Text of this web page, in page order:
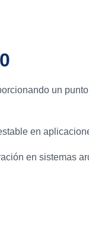
un
en
en sistemas